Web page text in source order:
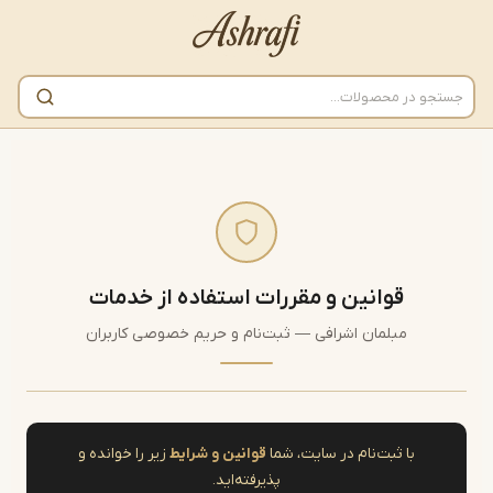
قوانین و مقررات استفاده از خدمات
مبلمان اشرافی — ثبت‌نام و حریم خصوصی کاربران
با ثبت‌نام در سایت، شماقوانین و شرایطزیر را خوانده و
پذیرفته‌اید.